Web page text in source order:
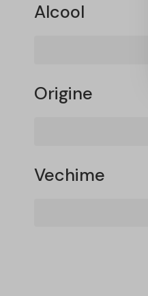
Alcool
Origine
Vechime